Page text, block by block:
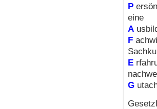
P
eine
A
F
E
G